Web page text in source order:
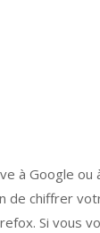
à Google ou
de chiffrer
Si vous